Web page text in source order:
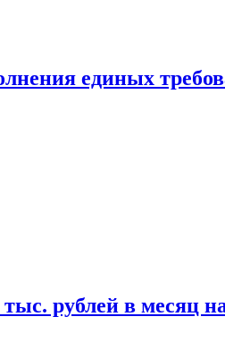
единых
рублей в месяц